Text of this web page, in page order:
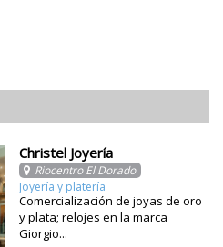
Christel Joyería
Riocentro El Dorado
Joyería y platería
Comercialización de joyas de oro
y plata; relojes en la marca
Giorgio...